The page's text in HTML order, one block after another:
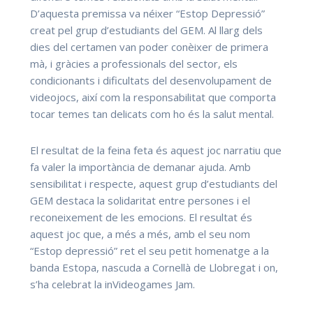
D’aquesta premissa va néixer “Estop Depressió”
creat pel grup d’estudiants del GEM. Al llarg dels
dies del certamen van poder conèixer de primera
mà, i gràcies a professionals del sector, els
condicionants i dificultats del desenvolupament de
videojocs, així com la responsabilitat que comporta
tocar temes tan delicats com ho és la salut mental.
El resultat de la feina feta és aquest joc narratiu que
fa valer la importància de demanar ajuda. Amb
sensibilitat i respecte, aquest grup d’estudiants del
GEM destaca la solidaritat entre persones i el
reconeixement de les emocions. El resultat és
aquest joc que, a més a més, amb el seu nom
“Estop depressió” ret el seu petit homenatge a la
banda Estopa, nascuda a Cornellà de Llobregat i on,
s’ha celebrat la inVideogames Jam.